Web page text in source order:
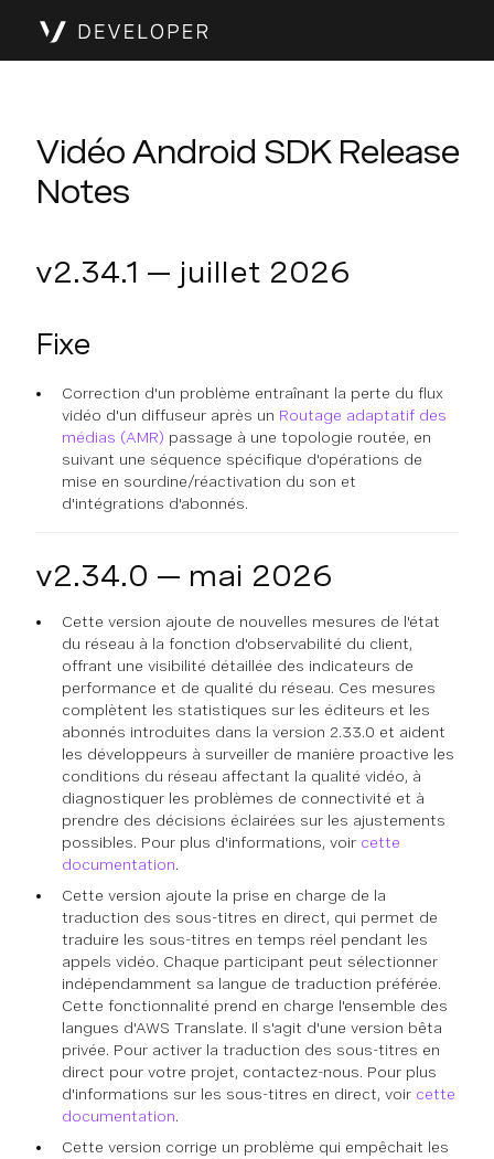
Vidéo Android SDK Release
Notes
v2.34.1 — juillet 2026
Fixe
Correction d'un problème entraînant la perte du flux
vidéo d'un diffuseur après un Routage adaptatif des
médias (AMR) passage à une topologie routée, en
suivant une séquence spécifique d'opérations de
mise en sourdine/réactivation du son et
d'intégrations d'abonnés.
v2.34.0 — mai 2026
Cette version ajoute de nouvelles mesures de l'état
du réseau à la fonction d'observabilité du client,
offrant une visibilité détaillée des indicateurs de
performance et de qualité du réseau. Ces mesures
complètent les statistiques sur les éditeurs et les
abonnés introduites dans la version 2.33.0 et aident
les développeurs à surveiller de manière proactive les
conditions du réseau affectant la qualité vidéo, à
diagnostiquer les problèmes de connectivité et à
prendre des décisions éclairées sur les ajustements
possibles. Pour plus d'informations, voir cette
documentation.
Cette version ajoute la prise en charge de la
traduction des sous-titres en direct, qui permet de
traduire les sous-titres en temps réel pendant les
appels vidéo. Chaque participant peut sélectionner
indépendamment sa langue de traduction préférée.
Cette fonctionnalité prend en charge l'ensemble des
langues d'AWS Translate. Il s'agit d'une version bêta
privée. Pour activer la traduction des sous-titres en
direct pour votre projet, contactez-nous. Pour plus
d'informations sur les sous-titres en direct, voir cette
documentation.
Cette version corrige un problème qui empêchait les